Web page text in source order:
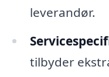
leverandør.
tilbyder